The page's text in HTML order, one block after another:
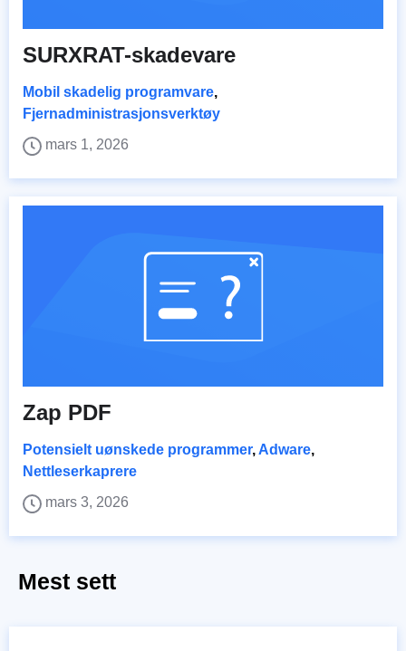
SURXRAT-skadevare
Mobil skadelig programvare,
Fjernadministrasjonsverktøy
mars 1, 2026
Zap PDF
Potensielt uønskede programmer,Adware,
Nettleserkaprere
mars 3, 2026
Mest sett